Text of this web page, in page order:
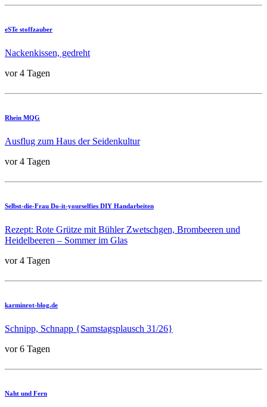
eSTe stoffzauber
Nackenkissen, gedreht
vor 4 Tagen
Rhein MQG
Ausflug zum Haus der Seidenkultur
vor 4 Tagen
Selbst-die-Frau Do-it-yourselfies DIY Handarbeiten
Rezept: Rote Grütze mit Bühler Zwetschgen, Brombeeren und
Heidelbeeren – Sommer im Glas
vor 4 Tagen
karminrot-blog.de
Schnipp, Schnapp {Samstagsplausch 31/26}
vor 6 Tagen
Naht und Fern